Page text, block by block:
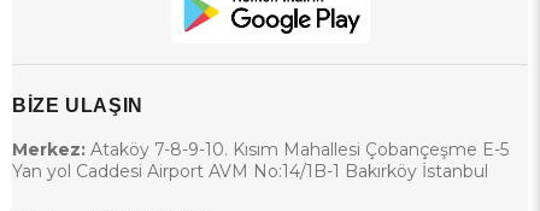
BİZE ULAŞIN
Merkez: Ataköy 7-8-9-10. Kısım Mahallesi Çobançeşme E-5
Yan yol Caddesi Airport AVM No:14/1B-1 Bakırköy İstanbul